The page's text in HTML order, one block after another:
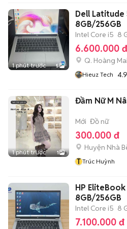
1 phút trước 5
Dell Latitude
8GB/256GB
Intel Core i5 8
6.600.000 đ
Q. Hoàng Mai
Hieuz Tech 4.9
1 phút trước 1
Đầm Nữ M
Mới Đồ nữ
300.000 đ
Huyện Nhà
T Trúc Huỳnh
HP EliteBook
8GB/256GB
Intel Core i5 8
7.100.000 đ